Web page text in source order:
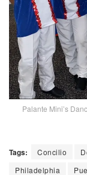
Palante Mini’s
Tags: Concilio
Philadelphia